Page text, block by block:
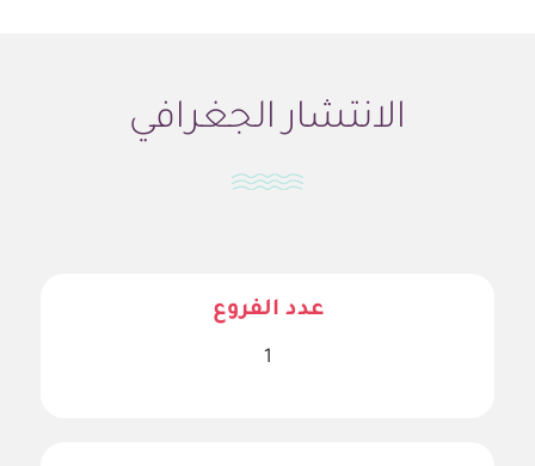
الانتشار الجغرافي
عدد الفروع
1